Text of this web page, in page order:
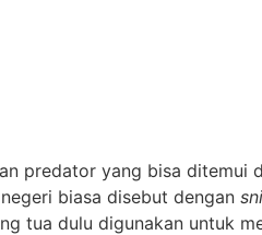
predator yang bisa ditemui
biasa disebut dengan
tua dulu digunakan untuk